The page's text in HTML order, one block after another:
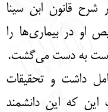
قانون ابن سینا
او در بیماری‌ها را
دست به دست می‌گشت.
داشت و تحقیقات
که این دانشمند